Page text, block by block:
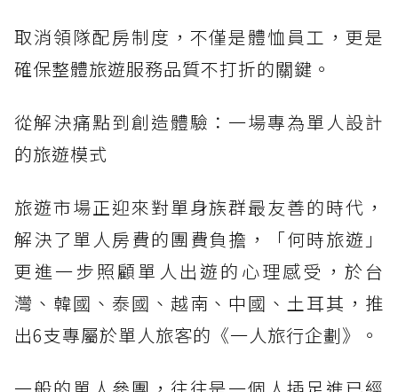
取消領隊配房制度，不僅是體恤員工，更是
確保整體旅遊服務品質不打折的關鍵。
從解決痛點到創造體驗：一場專為單人設計
的旅遊模式
旅遊市場正迎來對單身族群最友善的時代，
解決了單人房費的團費負擔，「何時旅遊」
更進一步照顧單人出遊的心理感受，於台
灣、韓國、泰國、越南、中國、土耳其，推
出6支專屬於單人旅客的《一人旅行企劃》。